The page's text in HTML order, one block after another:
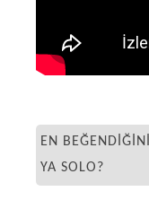
EN
YA SOLO?